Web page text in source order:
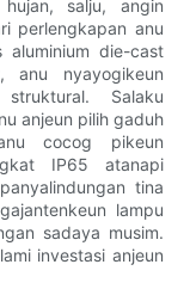
salju, angin
perlengkapan anu
die-cast
anu nyayogikeun
Salaku
anjeun pilih gaduh
cocog pikeun
IP65 atanapi
tina
lampu
sadaya musim.
investasi anjeun